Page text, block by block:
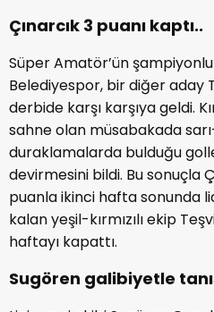
Çınarcık 3 puanı kaptı..
Süper Amatör’ün
Belediyespor, bir diğer aday
derbide karşı karşıya geldi.
sahne olan müsabakada
duraklamalarda bulduğu
devirmesini bildi. Bu sonuçla
puanla ikinci hafta sonunda
kalan yeşil-kırmızılı ekip
haftayı kapattı.
Sugören galibiyetle